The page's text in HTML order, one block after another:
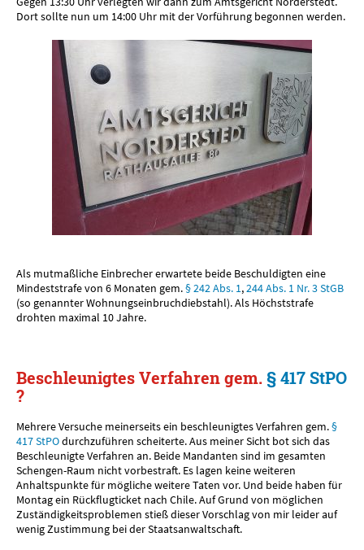
Dort sollte nun um 14:00 Uhr mit der Vorführung begonnen werden.
Als mutmaßliche Einbrecher erwartete beide Beschuldigten eine
Mindeststrafe von 6 Monaten gem.§ 242 Abs. 1,244 Abs. 1 Nr. 3 StGB
(so genannter Wohnungseinbruchdiebstahl). Als Höchststrafe
drohten maximal 10 Jahre.
Beschleunigtes Verfahren gem.§ 417 StPO
?
Mehrere Versuche meinerseits ein beschleunigtes Verfahren gem.§
417 StPOdurchzuführen scheiterte. Aus meiner Sicht bot sich das
Beschleunigte Verfahren an. Beide Mandanten sind im gesamten
Schengen-Raum nicht vorbestraft. Es lagen keine weiteren
Anhaltspunkte für mögliche weitere Taten vor. Und beide haben für
Montag ein Rückflugticket nach Chile. Auf Grund von möglichen
Zuständigkeitsproblemen stieß dieser Vorschlag von mir leider auf
wenig Zustimmung bei der Staatsanwaltschaft.